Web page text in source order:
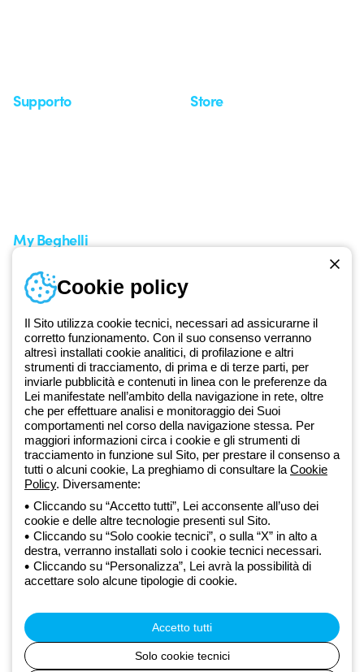
Dal 2025 Beghelli è parte del Gruppo GEWISS, all’interno
dell’ecosistema GEWISS LightZone, dove realizziamo soluzioni di
illuminazione integrate che trasformano la complessità in semplicità,
supportando professionisti e utenti finali nella realizzazione dei loro
bisogni.Scopri di più su GEWISS
Supporto Store
My Beghelli
Accedi o registrati
Formazione
Documentazione e software
Iscriviti alla newsletter
Privacy Policy
Cookie policy
Condizioni di vendita
Tutte le policy
Accessibilità
direzione e coordinamento di Gewiss S.p.A. - R.I. Bologna e C.F.
03829720378 - P.IVA (IT) 00666341201 - REA BO-319364 - Cap.
Soc. 10.000.000 EUR i.v.
Cookie policy
Il Sito utilizza cookie tecnici, necessari ad assicurarne il
corretto funzionamento. Con il suo consenso verranno
altresì installati cookie analitici, di profilazione e altri
strumenti di tracciamento, di prima e di terze parti, per
inviarle pubblicità e contenuti in linea con le preferenze da
Lei manifestate nell’ambito della navigazione in rete, oltre
che per effettuare analisi e monitoraggio dei Suoi
comportamenti nel corso della navigazione stessa. Per
maggiori informazioni circa i cookie e gli strumenti di
tracciamento in funzione sul Sito, per prestare il consenso a
tutti o alcuni cookie, La preghiamo di consultare la Cookie
Policy. Diversamente:
Cliccando su “Accetto tutti”, Lei acconsente all’uso dei
cookie e delle altre tecnologie presenti sul Sito.
Cliccando su “Solo cookie tecnici”, o sulla “X” in alto a
destra, verranno installati solo i cookie tecnici necessari.
Cliccando su “Personalizza”, Lei avrà la possibilità di
accettare solo alcune tipologie di cookie.
Accetto tutti
Solo cookie tecnici